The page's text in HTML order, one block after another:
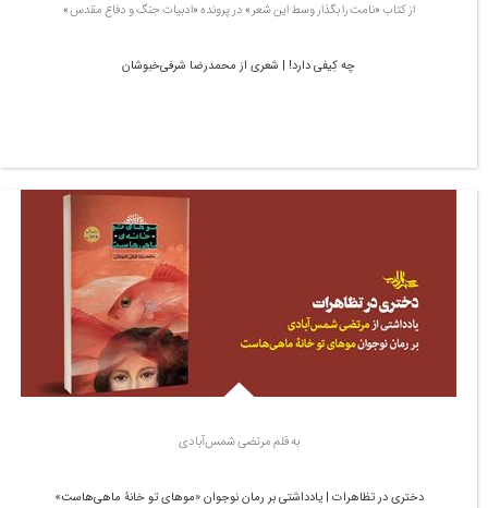
از کتاب «نامت را بگذار وسط این شعر» در پرونده «ادبیات جنگ و دفاع مقدس»
چه کِیفی دارد! | شعری از محمدرضا شرفی‌خبوشان
به قلم مرتضی شمس‌آبادی
دختری در تظاهرات | یادداشتی بر رمان نوجوان «موهای تو خانۀ ماهی‌هاست»